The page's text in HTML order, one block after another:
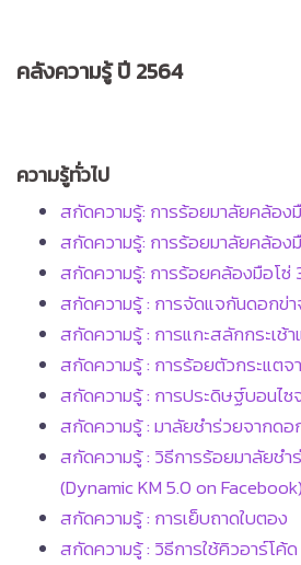
คลังความรู้ ปี 2564
ความรู้ทั่วไป
สกัดความรู้: การร้อยมาลัยคล้อง
สกัดความรู้: การร้อยมาลัยคล้อง
สกัดความรู้: การร้อยคล้องมือโซ่
สกัดความรู้ : การจัดแจกันดอกข่
สกัดความรู้ : การแกะสลักกระเช้า
สกัดความรู้ : การร้อยตัวกระแตจ
สกัดความรู้ : การประดิษฐ์บอนไซ
สกัดความรู้ : มาลัยชำร่วยจากดอ
สกัดความรู้ : วิธีการร้อยมาลัยชำ
(Dynamic KM 5.0 on Facebook)
สกัดความรู้ : การเย็บถาดใบตอง
สกัดความรู้ : วิธีการใช้คิวอาร์โค้ด